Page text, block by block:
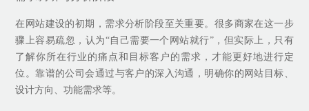
在网站建设的初期，需求分析阶段至关重要。很多商家在这一步
骤上容易疏忽，认为“自己需要一个网站就行”，但实际上，只有
了解你所在行业的痛点和目标客户的需求，才能更好地进行定
位。靠谱的公司会通过与客户的深入沟通，明确你的网站目标、
设计方向、功能需求等。